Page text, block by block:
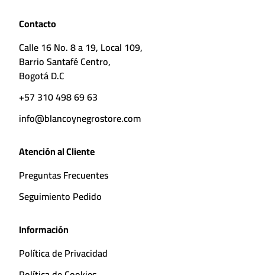
Contacto
Calle 16 No. 8 a 19, Local 109,
Barrio Santafé Centro,
Bogotá D.C
+57 310 498 69 63
info@blancoynegrostore.com
Atención al Cliente
Preguntas Frecuentes
Seguimiento Pedido
Información
Política de Privacidad